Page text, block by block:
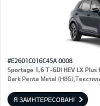
#E2601C016C45A 0008
Sportage 1,6 T-GDI HEV LX Plus
Dark Penta Metal
Я ЗАИНТЕРЕСОВАН!